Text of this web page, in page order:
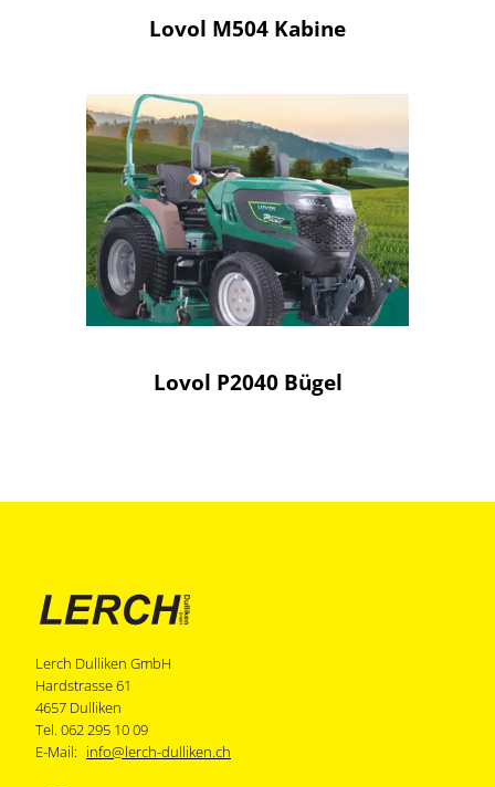
Lovol M504 Kabine
Lovol P2040 Bügel
Lerch Dulliken GmbH
Hardstrasse 61
4657 Dulliken
Tel. 062 295 10 09
E-Mail: info@lerch-dulliken.ch